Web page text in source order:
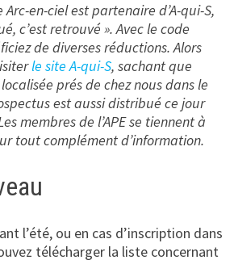
Arc-en-ciel est partenaire d’A-qui-S,
c’est retrouvé ». Avec le code
de diverses réductions. Alors
le site A-qui-S, sachant que
prés de chez nous dans le
est aussi distribué ce jour
membres de l’APE se tiennent à
tout complément d’information.
l’été, ou en cas d’inscription dans
télécharger la liste concernant